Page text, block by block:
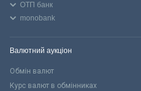
ОТП банк
monobank
Валютний аукціон
Обмін валют
Курс валют в обмінниках